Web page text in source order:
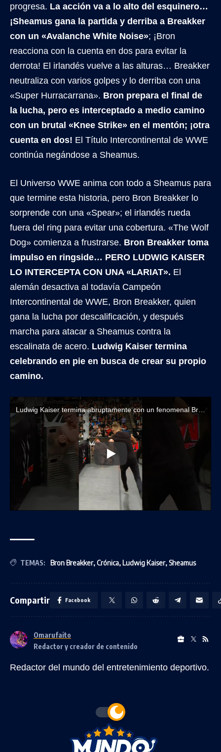
progresa. La acción va a lo alto del esquinero…
¡Sheamus gana la partida y derriba a Breakker
con un «Avalanche White Noise»; ¡Bron
reacciona con la cuenta en dos para evitar la
derrota! El irlandés vuelve a las alturas… Breakker
neutraliza con varios golpes y lo derriba con una
«Super Hurracarrana». Bron prepara el final de
la lucha, pero es interceptado a medio camino
con un brutal «Knee Strike» en el mentón; ¡otra
cuenta en dos! El Título Intercontinental de WWE
continúa negándose a Sheamus.
El Universo WWE anima con todo a Sheamus para
que termine esta historia, pero Bron Breakker lo
sorprende con una «Spear»; el irlandés rueda
fuera del ring para evitar una cobertura. «The Wolf
Dog» comienza a frustrarse. Bron Breakker toma
impulso en ringside… PERO LUDWIG KAISER
LO INTERCEPTA CON UNA «LARIAT». El
alemán desactiva al todavía Campeón
Intercontinental de WWE, Bron Breakker, quien
gana la lucha por descalificación, y después
marcha para atacar a Sheamus contra la
escalinata de acero. Ludwig Kaiser termina
celebrando en pie en busca de crear su propio
camino.
TEMAS: Bron Breakker,Crónica, Ludwig Kaiser,Sheamus
Compartir Facebook
Omarufaito
Redactor y creador de contenido
Redactor del mundo del entretenimiento deportivo.